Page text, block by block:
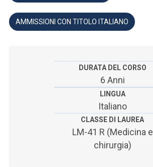
SEI UN DOCENTE O UN MEMBRO DELLO STAFF
AMMISSIONI CON TITOLO ITALIANO
DURATA DEL CORSO
6 Anni
LINGUA
Italiano
CLASSE DI LAUREA
LM-41 R (Medicina e
chirurgia)